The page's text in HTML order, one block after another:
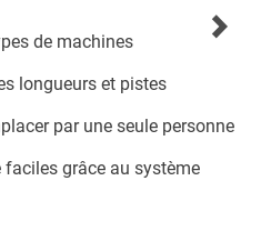
de machines
longueurs et pistes
par une seule personne
grâce au système